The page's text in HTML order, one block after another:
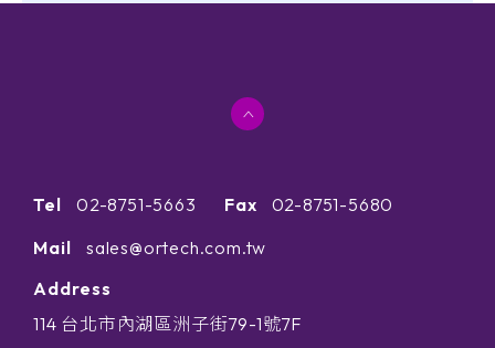
Tel 02-8751-5663 Fax
02-8751-5680
Mail
sales@ortech.com.tw
Address
114 台北市內湖區洲子街79-1號7F